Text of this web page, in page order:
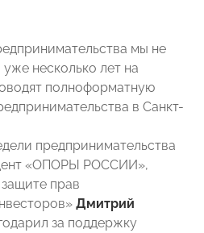
мы не
несколько лет на
полноформатную
в Санкт-
предпринимательства
«ОПОРЫ РОССИИ»,
прав
Дмитрий
за поддержку